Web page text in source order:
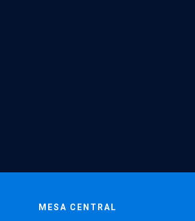
MESA CENTRAL